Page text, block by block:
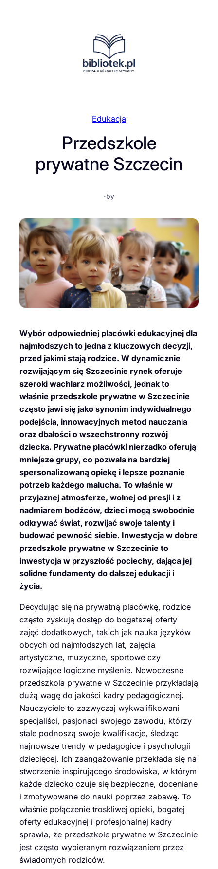
Edukacja
Przedszkole
prywatne Szczecin
·by
Wybór odpowiedniej placówki edukacyjnej dla
najmłodszych to jedna z kluczowych decyzji,
przed jakimi stają rodzice. W dynamicznie
rozwijającym się Szczecinie rynek oferuje
szeroki wachlarz możliwości, jednak to
właśnie przedszkole prywatne w Szczecinie
często jawi się jako synonim indywidualnego
podejścia, innowacyjnych metod nauczania
oraz dbałości o wszechstronny rozwój
dziecka. Prywatne placówki nierzadko oferują
mniejsze grupy, co pozwala na bardziej
spersonalizowaną opiekę i lepsze poznanie
potrzeb każdego malucha. To właśnie w
przyjaznej atmosferze, wolnej od presji i z
nadmiarem bodźców, dzieci mogą swobodnie
odkrywać świat, rozwijać swoje talenty i
budować pewność siebie. Inwestycja w dobre
przedszkole prywatne w Szczecinie to
inwestycja w przyszłość pociechy, dająca jej
solidne fundamenty do dalszej edukacji i
życia.
Decydując się na prywatną placówkę, rodzice
często zyskują dostęp do bogatszej oferty
zajęć dodatkowych, takich jak nauka języków
obcych od najmłodszych lat, zajęcia
artystyczne, muzyczne, sportowe czy
rozwijające logiczne myślenie. Nowoczesne
przedszkola prywatne w Szczecinie przykładają
dużą wagę do jakości kadry pedagogicznej.
Nauczyciele to zazwyczaj wykwalifikowani
specjaliści, pasjonaci swojego zawodu, którzy
stale podnoszą swoje kwalifikacje, śledząc
najnowsze trendy w pedagogice i psychologii
dziecięcej. Ich zaangażowanie przekłada się na
stworzenie inspirującego środowiska, w którym
każde dziecko czuje się bezpieczne, doceniane
i zmotywowane do nauki poprzez zabawę. To
właśnie połączenie troskliwej opieki, bogatej
oferty edukacyjnej i profesjonalnej kadry
sprawia, że przedszkole prywatne w Szczecinie
jest często wybieranym rozwiązaniem przez
świadomych rodziców.